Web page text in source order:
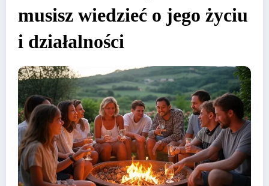
musisz wiedzieć o jego życiu
i działalności